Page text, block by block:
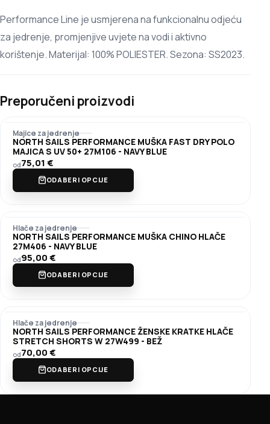
Performance Line je usmjerena na funkcionalnu odjeću
za jedrenje, promjenjive uvjete na vodi i aktivno
korištenje. Materijal: 100% POLIESTER. Sezona: SS2023.
Preporučeni proizvodi
Majice za jedrenje
NORTH SAILS PERFORMANCE MUŠKA FAST DRY POLO
MAJICA S UV 50+ 27M106 - NAVY BLUE
od75,01€
ODABERI OPCIJE
Hlače za jedrenje
NORTH SAILS PERFORMANCE MUŠKA CHINO HLAČE
27M406 - NAVY BLUE
od95,00€
ODABERI OPCIJE
Hlače za jedrenje
NORTH SAILS PERFORMANCE ŽENSKE KRATKE HLAČE
STRETCH SHORTS W 27W499 - BEŽ
od70,00€
ODABERI OPCIJE